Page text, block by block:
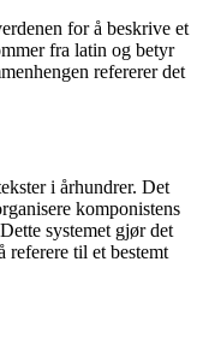
for å beskrive et
fra latin og betyr
refererer det
i århundrer. Det
komponistens
systemet gjør det
referere til et bestemt